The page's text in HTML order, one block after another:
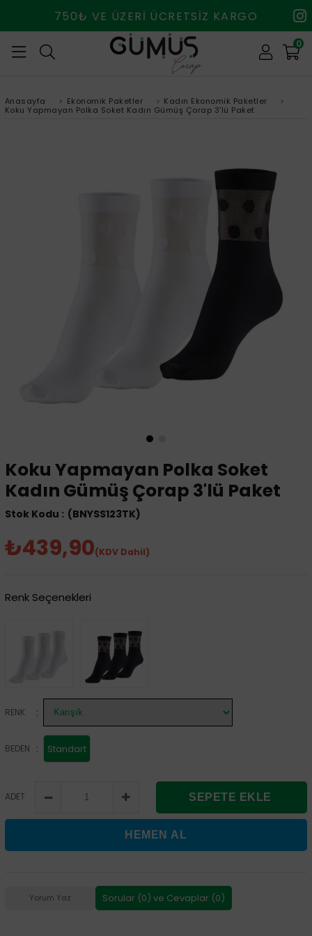
750₺ VE ÜZERİ ÜCRETSİZ KARGO
0
Anasayfa > Ekonomik Paketler > Kadın Ekonomik Paketler
>
Koku Yapmayan Polka Soket Kadın Gümüş Çorap 3'lü Paket
Koku Yapmayan Polka Soket
Kadın Gümüş Çorap 3'lü Paket
(BNYSS123TK)
₺439,90(KDV Dahil)
Renk Seçenekleri
RENK :
BEDEN : Standart
ADET
Yorum Yaz Sorular (0) ve Cevaplar (0)